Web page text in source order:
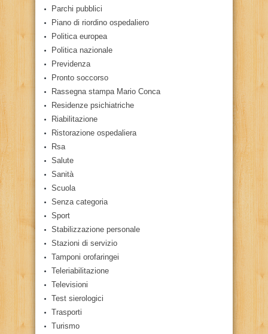
Parchi pubblici
Piano di riordino ospedaliero
Politica europea
Politica nazionale
Previdenza
Pronto soccorso
Rassegna stampa Mario Conca
Residenze psichiatriche
Riabilitazione
Ristorazione ospedaliera
Rsa
Salute
Sanità
Scuola
Senza categoria
Sport
Stabilizzazione personale
Stazioni di servizio
Tamponi orofaringei
Teleriabilitazione
Televisioni
Test sierologici
Trasporti
Turismo